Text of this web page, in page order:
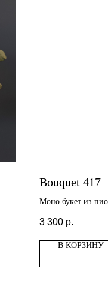
Bouquet 417
Моно букет из
бежевый
3 300 р.
В КОРЗИНУ